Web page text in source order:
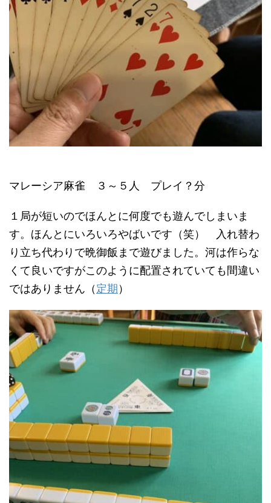
マレーシア麻雀 ３～５人 プレイ？分
１局が短いのでほんとに何度でも遊んでしまいま
す。ほんとにいろいろやばいです（笑） 入れ替わ
り立ち代わりで晩御飯まで遊びました。河は作らな
くて良いですがこのように配置されていても間違い
ではありません（定期）